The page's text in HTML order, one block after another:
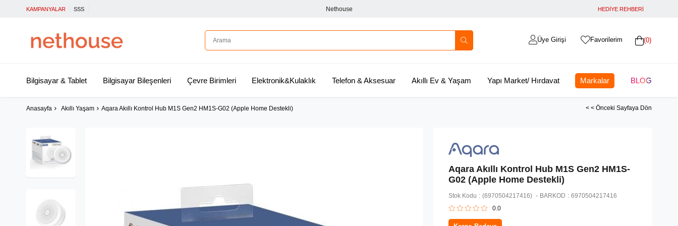
KAMPANYALAR SSS Nethouse HEDİYE REHBERİ
0
Favorilerim
Üye Girişi
Bilgisayar & Tablet Bilgisayar Bileşenleri Çevre Birimleri Elektronik&Kulaklık Telefon & Aksesuar Akıllı Ev & Yaşam Yapı Market/ Hırdavat Markalar BLOG
Anasayfa Akıllı Yaşam Aqara Akıllı Kontrol Hub M1S Gen2 HM1S-G02 (Apple Home Destekli) < < Önceki Sayfaya Dön
Aqara Akıllı Kontrol Hub M1S Gen2 HM1S-
G02 (Apple Home Destekli)
Stok Kodu (6970504217416) BARKOD : 6970504217416
0.0